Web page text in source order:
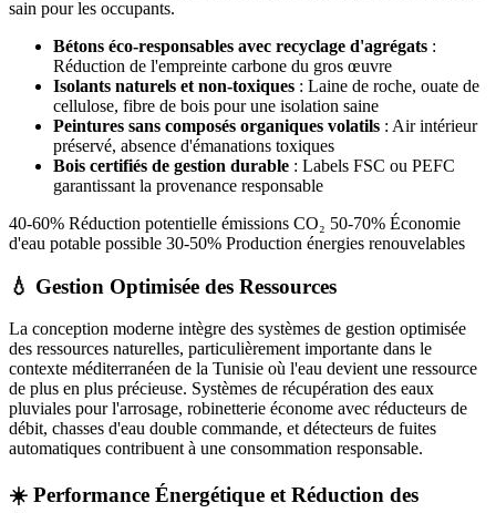
sain pour les occupants.
Bétons éco-responsables avec recyclage d'agrégats :
Réduction de l'empreinte carbone du gros œuvre
Isolants naturels et non-toxiques : Laine de roche, ouate de
cellulose, fibre de bois pour une isolation saine
Peintures sans composés organiques volatils : Air intérieur
préservé, absence d'émanations toxiques
Bois certifiés de gestion durable : Labels FSC ou PEFC
garantissant la provenance responsable
40-60% Réduction potentielle émissions CO₂ 50-70% Économie
d'eau potable possible 30-50% Production énergies renouvelables
💧 Gestion Optimisée des Ressources
La conception moderne intègre des systèmes de gestion optimisée
des ressources naturelles, particulièrement importante dans le
contexte méditerranéen de la Tunisie où l'eau devient une ressource
de plus en plus précieuse. Systèmes de récupération des eaux
pluviales pour l'arrosage, robinetterie économe avec réducteurs de
débit, chasses d'eau double commande, et détecteurs de fuites
automatiques contribuent à une consommation responsable.
☀️ Performance Énergétique et Réduction des